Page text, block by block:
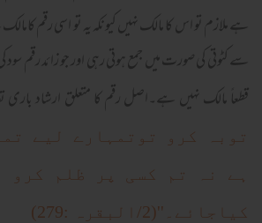
ہے ملازم تو اس کا مالک نہیں کیونکہ یہ تو اسی رقم
سے کٹوتی کی صورت میں جمع ہوتی رہی اور جو زائد رقم
قطعاً مالک نہیں ہے۔اصل رقم کا متعلق ارشاد
توبہ کرو توتمہارے لیے
ہے نہ تم کسی پر ظلم کرو
کیاجائے۔''(2/البقرہ :279)